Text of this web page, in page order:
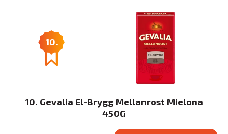
10.
10. Gevalia El-Brygg Mellanrost Mielona
450G